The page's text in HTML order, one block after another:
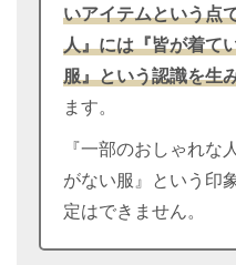
いアイテムという点
人』には『皆が着て
服』という認識を生
ます。
『一部のおしゃれな
がない服』という印
定はできません。